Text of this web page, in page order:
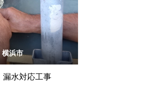
横浜市
水対応工事